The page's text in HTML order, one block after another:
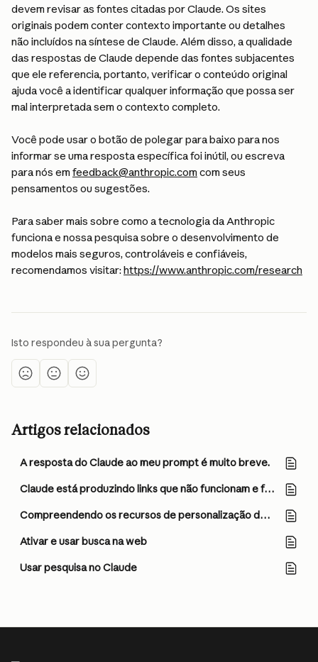
devem revisar as fontes citadas por Claude. Os sites
originais podem conter contexto importante ou detalhes
não incluídos na síntese de Claude. Além disso, a qualidade
das respostas de Claude depende das fontes subjacentes
que ele referencia, portanto, verificar o conteúdo original
ajuda você a identificar qualquer informação que possa ser
mal interpretada sem o contexto completo.
Você pode usar o botão de polegar para baixo para nos
informar se uma resposta específica foi inútil, ou escreva
para nós em feedback@anthropic.com com seus
pensamentos ou sugestões.
Para saber mais sobre como a tecnologia da Anthropic
funciona e nossa pesquisa sobre o desenvolvimento de
modelos mais seguros, controláveis e confiáveis,
recomendamos visitar: https://www.anthropic.com/research
Isto respondeu à sua pergunta?
Artigos relacionados
A resposta do Claude ao meu prompt é muito breve.
Claude está produzindo links que não funcionam e falsamente afirmando que enviou e-mails ou produziu documentos externos. O que está acontecendo?
Compreendendo os recursos de personalização do Claude
Ativar e usar busca na web
Usar pesquisa no Claude